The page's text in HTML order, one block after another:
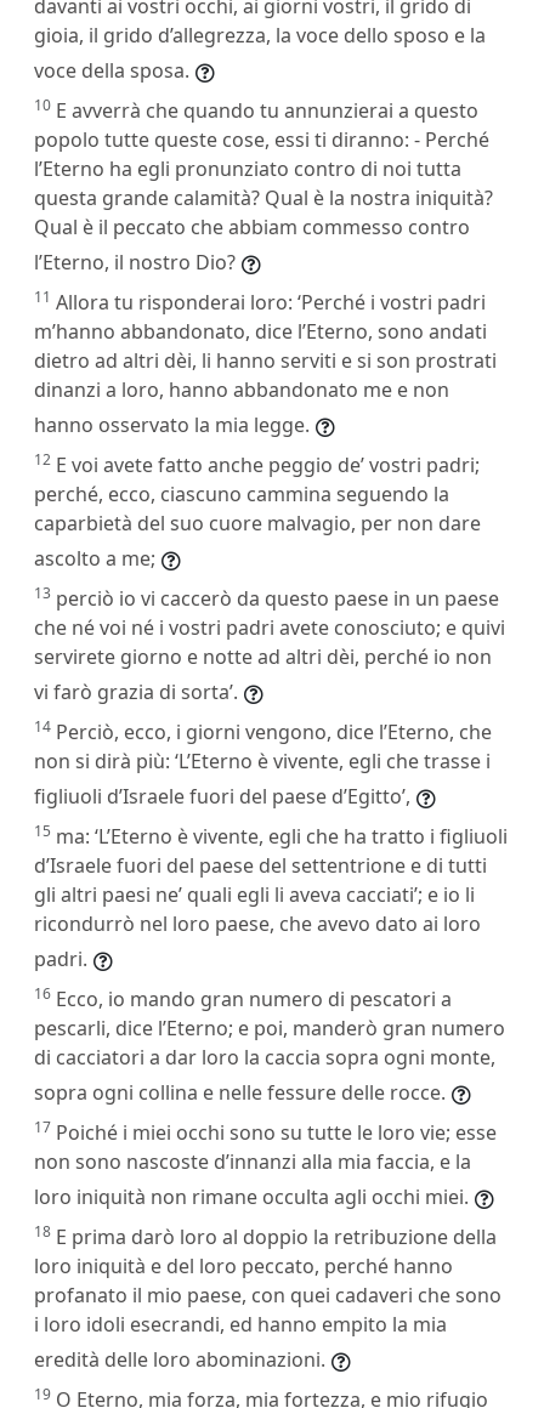
davanti ai vostri occhi, ai giorni vostri, il grido di
gioia, il grido d’allegrezza, la voce dello sposo e la
voce della sposa.
10 E avverrà che quando tu annunzierai a questo
popolo tutte queste cose, essi ti diranno: - Perché
l’Eterno ha egli pronunziato contro di noi tutta
questa grande calamità? Qual è la nostra iniquità?
Qual è il peccato che abbiam commesso contro
l’Eterno, il nostro Dio?
11 Allora tu risponderai loro: ‘Perché i vostri padri
m’hanno abbandonato, dice l’Eterno, sono andati
dietro ad altri dèi, li hanno serviti e si son prostrati
dinanzi a loro, hanno abbandonato me e non
hanno osservato la mia legge.
12 E voi avete fatto anche peggio de’ vostri padri;
perché, ecco, ciascuno cammina seguendo la
caparbietà del suo cuore malvagio, per non dare
ascolto a me;
13 perciò io vi caccerò da questo paese in un paese
che né voi né i vostri padri avete conosciuto; e quivi
servirete giorno e notte ad altri dèi, perché io non
vi farò grazia di sorta’.
14 Perciò, ecco, i giorni vengono, dice l’Eterno, che
non si dirà più: ‘L’Eterno è vivente, egli che trasse i
figliuoli d’Israele fuori del paese d’Egitto’,
15 ma: ‘L’Eterno è vivente, egli che ha tratto i figliuoli
d’Israele fuori del paese del settentrione e di tutti
gli altri paesi ne’ quali egli li aveva cacciati’; e io li
ricondurrò nel loro paese, che avevo dato ai loro
padri.
16 Ecco, io mando gran numero di pescatori a
pescarli, dice l’Eterno; e poi, manderò gran numero
di cacciatori a dar loro la caccia sopra ogni monte,
sopra ogni collina e nelle fessure delle rocce.
17 Poiché i miei occhi sono su tutte le loro vie; esse
non sono nascoste d’innanzi alla mia faccia, e la
loro iniquità non rimane occulta agli occhi miei.
18 E prima darò loro al doppio la retribuzione della
loro iniquità e del loro peccato, perché hanno
profanato il mio paese, con quei cadaveri che sono
i loro idoli esecrandi, ed hanno empito la mia
eredità delle loro abominazioni.
19 O Eterno, mia forza, mia fortezza, e mio rifugio